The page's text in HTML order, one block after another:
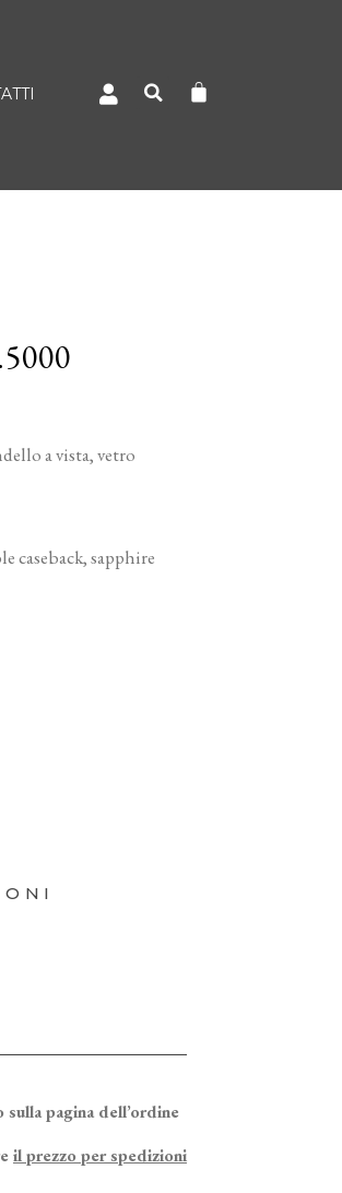
a vista, vetro
caseback, sapphire
pagina dell’ordine
il prezzo per spedizioni